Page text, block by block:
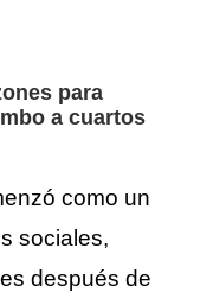
para
a cuartos
como un
sociales,
después de